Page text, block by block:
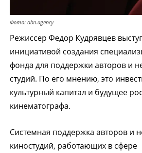
Фото: abn.agency
Режиссер Федор Кудрявцев
инициативой создания
фонда для поддержки авторов и
студий. По его мнению, это
культурный капитал и будущее
кинематографа.
Системная поддержка авторов и
киностудий, работающих в сфере